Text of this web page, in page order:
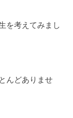
を考えてみまし
んどありませ